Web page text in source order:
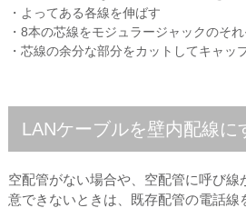
・よってある各線を伸ばす
・8本の芯線をモジュラージャックのそ
・芯線の余分な部分をカットしてキャッ
LANケーブルを壁内配線に
空配管がない場合や、空配管に呼び線
意できないときは、既存配管の電話線